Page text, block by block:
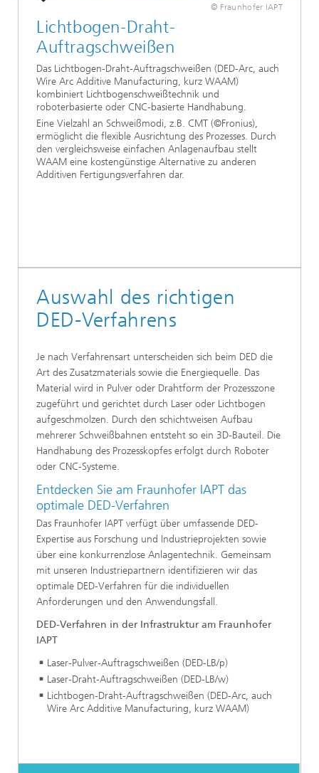
© Fraunhofer IAPT
Lichtbogen-Draht-
Auftragschweißen
Das Lichtbogen-Draht-Auftragschweißen (DED-Arc, auch
Wire Arc Additive Manufacturing, kurz WAAM)
kombiniert Lichtbogenschweißtechnik und
roboterbasierte oder CNC-basierte Handhabung.
Eine Vielzahl an Schweißmodi, z.B. CMT (©Fronius),
ermöglicht die flexible Ausrichtung des Prozesses. Durch
den vergleichsweise einfachen Anlagenaufbau stellt
WAAM eine kostengünstige Alternative zu anderen
Additiven Fertigungsverfahren dar.
Auswahl des richtigen
DED-Verfahrens
Je nach Verfahrensart unterscheiden sich beim DED die
Art des Zusatzmaterials sowie die Energiequelle. Das
Material wird in Pulver oder Drahtform der Prozesszone
zugeführt und gerichtet durch Laser oder Lichtbogen
aufgeschmolzen. Durch den schichtweisen Aufbau
mehrerer Schweißbahnen entsteht so ein 3D-Bauteil. Die
Handhabung des Prozesskopfes erfolgt durch Roboter
oder CNC-Systeme.
Entdecken Sie am Fraunhofer IAPT das
optimale DED-Verfahren
Das Fraunhofer IAPT verfügt über umfassende DED-
Expertise aus Forschung und Industrieprojekten sowie
über eine konkurrenzlose Anlagentechnik. Gemeinsam
mit unseren Industriepartnern identifizieren wir das
optimale DED-Verfahren für die individuellen
Anforderungen und den Anwendungsfall.
DED-Verfahren in der Infrastruktur am Fraunhofer
IAPT
Laser-Pulver-Auftragschweißen (DED-LB/p)
Laser-Draht-Auftragschweißen (DED-LB/w)
Lichtbogen-Draht-Auftragschweißen (DED-Arc, auch
Wire Arc Additive Manufacturing, kurz WAAM)